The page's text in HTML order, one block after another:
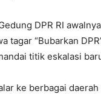
DPR RI
tagar “Bubarkan
titik eskalasi
ke berbagai